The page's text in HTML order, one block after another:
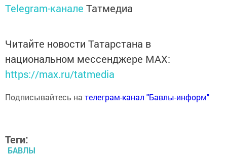
Telegram-канале Татмедиа
Читайте новости Татарстана в
национальном мессенджере MАХ:
https://max.ru/tatmedia
Подписывайтесь на телеграм-канал "Бавлы-информ"
Теги:
БАВЛЫ